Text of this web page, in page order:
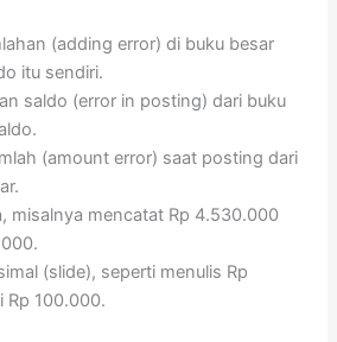
(adding error) di buku besar
itu sendiri.
saldo (error in posting) dari buku
(amount error) saat posting dari
misalnya mencatat Rp 4.530.000
(slide), seperti menulis Rp
Rp 100.000.